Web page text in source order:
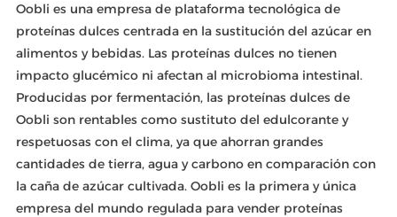
Oobli es una empresa de plataforma tecnológica de
proteínas dulces centrada en la sustitución del azúcar en
alimentos y bebidas. Las proteínas dulces no tienen
impacto glucémico ni afectan al microbioma intestinal.
Producidas por fermentación, las proteínas dulces de
Oobli son rentables como sustituto del edulcorante y
respetuosas con el clima, ya que ahorran grandes
cantidades de tierra, agua y carbono en comparación con
la caña de azúcar cultivada. Oobli es la primera y única
empresa del mundo regulada para vender proteínas